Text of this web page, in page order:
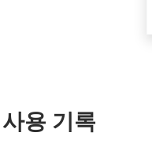
용 기록